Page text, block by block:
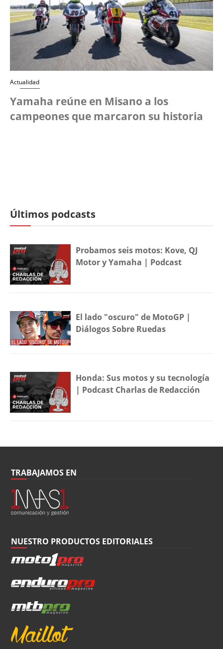
Actualidad
Yamaha reúne en Misano a los
campeones que marcaron su historia
Últimos podcasts
Probamos seis motos: Kove, QJ
Motor y Yamaha | Podcast
El lado "oscuro" de MotoGP |
Diálogos Sobre Ruedas
Honda: Sus motos y su tecnología
| Podcast Charlas de Redacción
TRABAJAMOS EN
NUESTRO PRODUCTOS EDITORIALES